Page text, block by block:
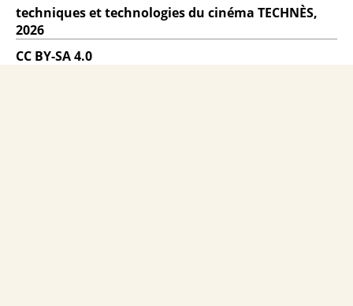
techniques et technologies du cinéma TECHNÈS,
2026
CC BY-SA 4.0